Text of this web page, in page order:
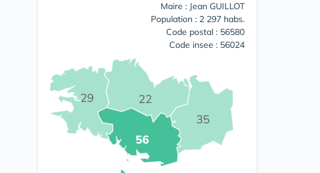
Maire : Jean GUILLOT
Population : 2 297 habs.
Code postal : 56580
Code insee : 56024
22
29
35
56